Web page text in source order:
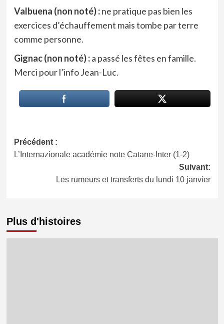
Valbuena (non noté) :ne pratique pas bien les
exercices d’échauffement mais tombe par terre
comme personne.
Gignac (non noté) :a passé les fêtes en famille.
Merci pour l’info Jean-Luc.
Navigation
d’article
Précédent :
L’Internazionale académie note Catane-Inter (1-2)
Suivant:
Les rumeurs et transferts du lundi 10 janvier
Plus d'histoires